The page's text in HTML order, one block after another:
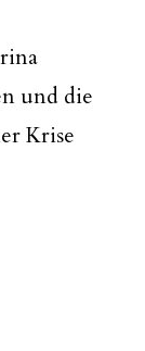
und die
Krise